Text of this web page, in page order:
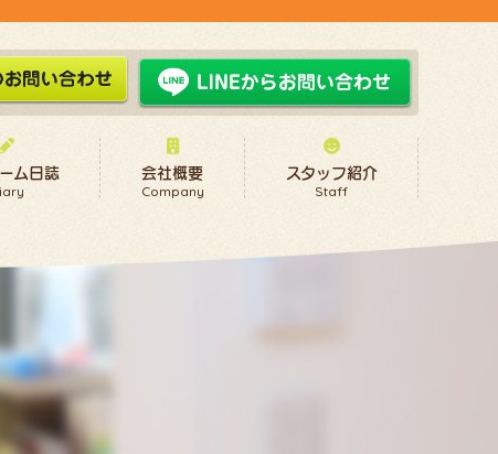
ム日誌 会社概要
Company
スタッフ紹介
Staff